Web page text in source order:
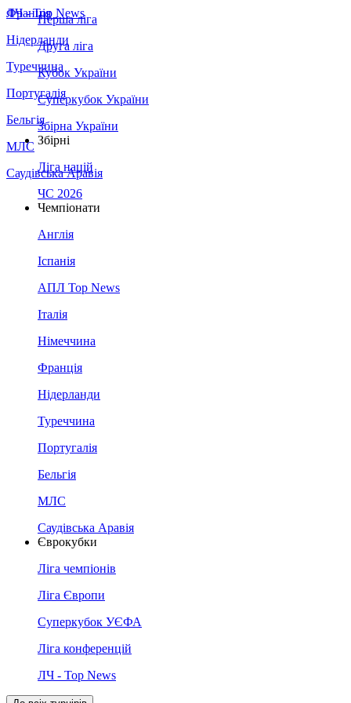
Франція
Нідерланди
Туреччина
Португалія
Бельгія
МЛС
Саудівська Аравія
ЛЧ - Top News
Перша ліга
Друга ліга
Кубок України
Суперкубок України
Збірна України
Збірні
Ліга націй
ЧС 2026
Чемпіонати
Англія
Іспанія
АПЛ Top News
Італія
Німеччина
Франція
Нідерланди
Туреччина
Португалія
Бельгія
МЛС
Саудівська Аравія
Єврокубки
Ліга чемпіонів
Ліга Європи
Суперкубок УЄФА
Ліга конференцій
ЛЧ - Top News